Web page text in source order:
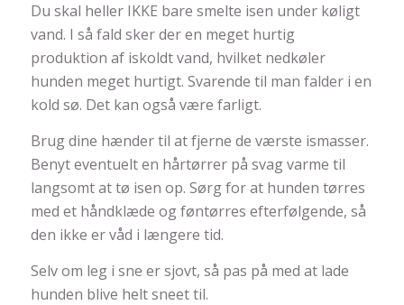
Du skal heller IKKE bare smelte isen under køligt
vand. I så fald sker der en meget hurtig
produktion af iskoldt vand, hvilket nedkøler
hunden meget hurtigt. Svarende til man falder i en
kold sø. Det kan også være farligt.
Brug dine hænder til at fjerne de værste ismasser.
Benyt eventuelt en hårtørrer på svag varme til
langsomt at tø isen op. Sørg for at hunden tørres
med et håndklæde og føntørres efterfølgende, så
den ikke er våd i længere tid.
Selv om leg i sne er sjovt, så pas på med at lade
hunden blive helt sneet til.